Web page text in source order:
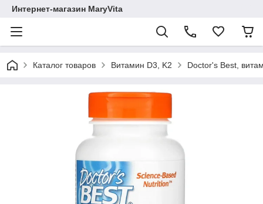
Интернет-магазин MaryVita
Каталог товаров Витамин D3, K2 Doctor's Best,